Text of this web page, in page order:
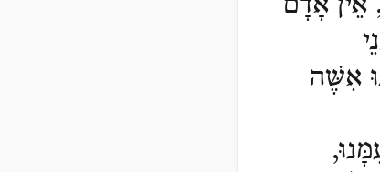
אִשֶּׁה